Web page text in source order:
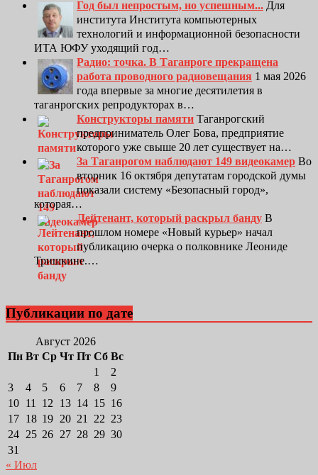
Год был непростым, но успешным... Для
института Института компьютерных
технологий и информационной безопасности
ИТА ЮФУ уходящий год…
Радио: точка. В Таганроге прекращена
работа проводного радиовещания 1 мая 2026
года впервые за многие десятилетия в
таганрогских репродукторах в…
Конструкторы памяти Таганрогский
предприниматель Олег Бова, предприятие
которого уже свыше 20 лет существует на…
За Таганрогом наблюдают 149 видеокамер Во
вторник 16 октября депутатам городской думы
показали систему «Безопасный город»,
которая…
Лейтенант, который раскрыл банду В
прошлом номере «Новый курьер» начал
публикацию очерка о полковнике Леониде
Тришкине.…
Публикации по дате
Август 2026
Пн Вт Ср Чт Пт Сб Вс
1
2
3
4 5 6 7 8
9
10 11 12 13 14 15 16
17 18 19 20 21 22 23
24 25 26 27 28 29 30
31
« Июл